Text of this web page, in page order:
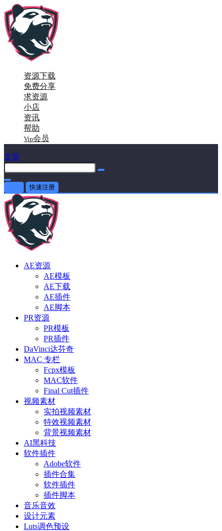
资源下载
免费分享
求资源
小店
资讯
帮助
Vip会员
文章
快速注册
AE资源
AE模板
AE下载
AE插件
AE脚本
PR资源
PR模板
PR插件
DaVinci达芬奇
MAC 专栏
Fcpx模板
MAC软件
Final Cut插件
视频素材
实拍视频素材
特效视频素材
背景视频素材
AI黑科技
软件插件
Adobe软件
插件合集
软件插件
插件脚本
音乐音效
设计元素
Luts调色预设